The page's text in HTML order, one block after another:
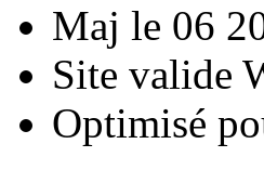
Maj le 06
Site valide
Optimisé